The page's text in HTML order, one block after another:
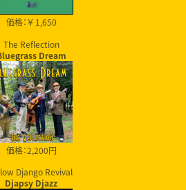
価格：￥ 1,650
The Reflection
Dream
価格：2,200円
Django Revival
Djapsy Djazz